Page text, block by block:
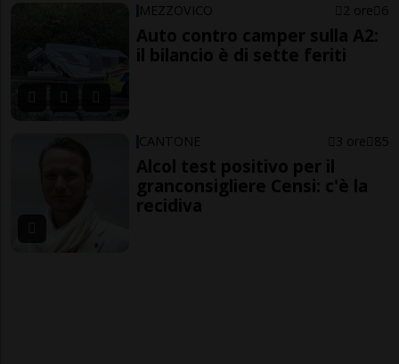
MEZZOVICO 2 ore 6
Auto contro camper sulla A2:
il bilancio è di sette feriti
CANTONE 3 ore 85
Alcol test positivo per il
granconsigliere Censi: c'è la
recidiva